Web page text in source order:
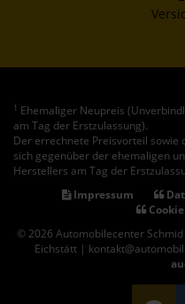
1 Ehemaliger Neupreis
am Tag der Erstzulassung).
Der errechnete Preisvorteil sowie
sich gegenüber der ehemaligen
Herstellers am Tag der
Impressum
© 2026 Automobilecenter
Eichstätt |